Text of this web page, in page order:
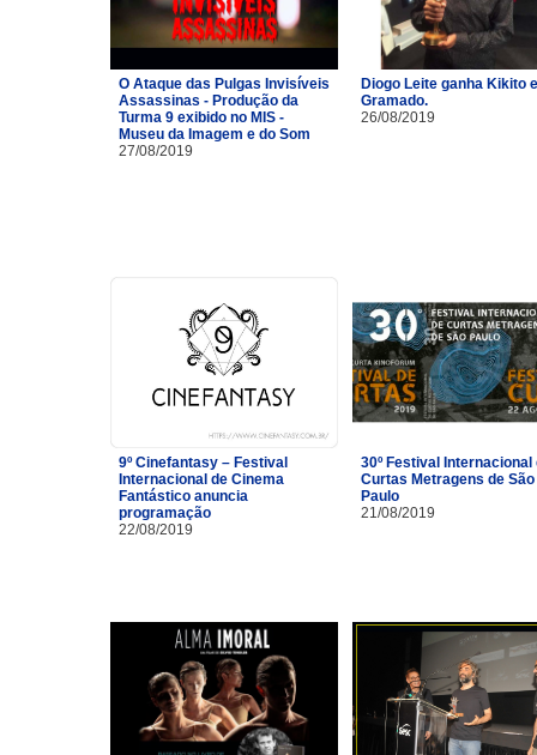
O Ataque das Pulgas Invisíveis
Assassinas - Produção da
Turma 9 exibido no MIS -
Museu da Imagem e do Som
27/08/2019
Diogo Leite ganha Kikito
Gramado.
26/08/2019
9º Cinefantasy – Festival
Internacional de Cinema
Fantástico anuncia
programação
22/08/2019
30º Festival Internacional
Curtas Metragens de São
Paulo
21/08/2019